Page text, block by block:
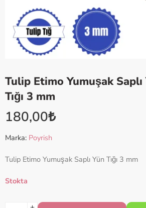
Tulip Etimo Yumuşak Saplı
Tığı 3 mm
180,00₺
Marka: Poyrish
Tulip Etimo Yumuşak Saplı Yün Tığı 3 mm
Stokta